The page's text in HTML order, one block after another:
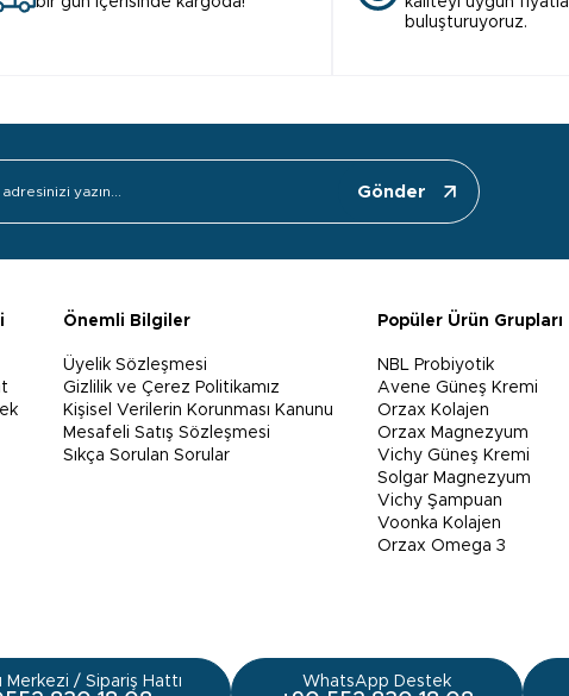
buluşturuyoruz.
Gönder
Önemli Bilgiler
Üyelik Sözleşmesi
Gizlilik ve Çerez Politikamız
Kişisel Verilerin Korunması Kanunu
Mesafeli Satış Sözleşmesi
Sıkça Sorulan Sorular
Popüler Ürün Grupları
NBL Probiyotik
Avene Güneş Kremi
Orzax Kolajen
Orzax Magnezyum
Vichy Güneş Kremi
Solgar Magnezyum
Vichy Şampuan
Voonka Kolajen
Orzax Omega 3
Merkezi / Sipariş Hattı WhatsApp Destek